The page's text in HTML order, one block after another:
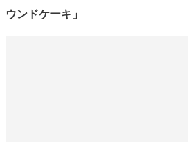
ウンドケーキ」